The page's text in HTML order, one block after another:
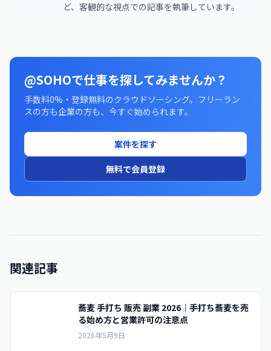
ど、客観的な視点での記事を執筆しています。
@SOHOで仕事を探してみませんか？
手数料0%・登録無料のクラウドソーシング。フリーラン
スの方も企業の方も、今すぐ始められます。
案件を探す
無料で会員登録
関連記事
蕎麦 手打ち 販売 副業 2026｜手打ち蕎麦を売
る始め方と営業許可の注意点
2026年5月9日